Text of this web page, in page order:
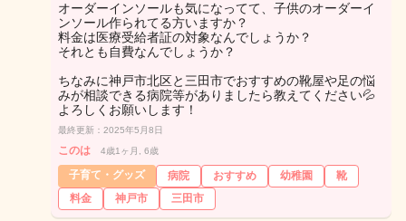
オーダーインソールも気になってて、子供のオーダーイ
ンソール作られてる方いますか？
料金は医療受給者証の対象なんでしょうか？
それとも自費なんでしょうか？
ちなみに神戸市北区と三田市でおすすめの靴屋や足の悩
みが相談できる病院等がありましたら教えてください💦
よろしくお願いします！
最終更新：2025年5月8日
このは 4歳1ヶ月, 6歳
子育て・グッズ 病院 おすすめ 幼稚園
靴
料金
神戸市 三田市